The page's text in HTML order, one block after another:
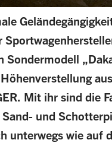
Sondermodell
Mit ihr sind die
und
unterwegs wie auf